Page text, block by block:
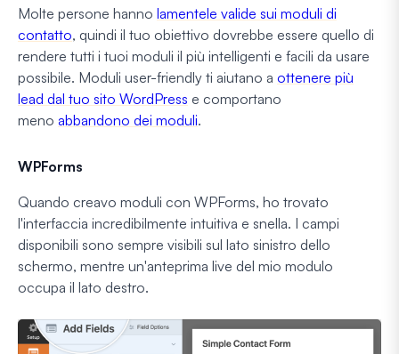
Molte persone hanno lamentele valide sui moduli di
contatto, quindi il tuo obiettivo dovrebbe essere quello di
rendere tutti i tuoi moduli il più intelligenti e facili da usare
possibile. Moduli user-friendly ti aiutano a ottenere più
lead dal tuo sito WordPress e comportano
meno abbandono dei moduli.
WPForms
Quando creavo moduli con WPForms, ho trovato
l'interfaccia incredibilmente intuitiva e snella. I campi
disponibili sono sempre visibili sul lato sinistro dello
schermo, mentre un'anteprima live del mio modulo
occupa il lato destro.